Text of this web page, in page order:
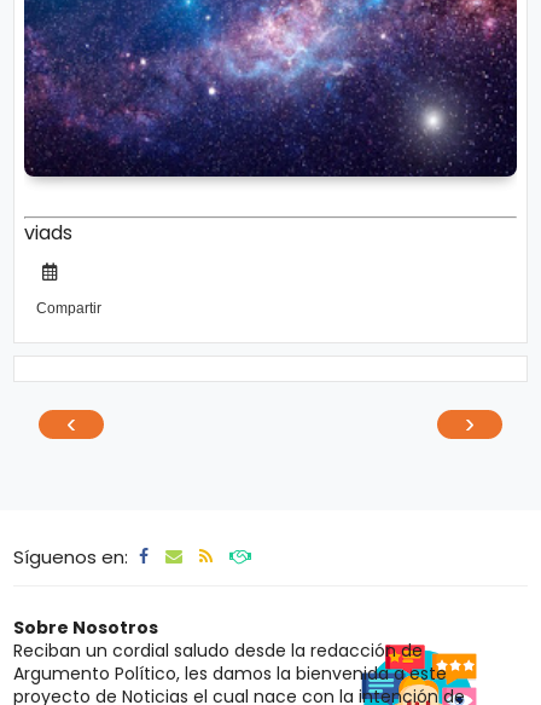
viads
Compartir
‹ ›
Síguenos en:
Sobre Nosotros
Reciban un cordial saludo desde la redacción de
Argumento Político, les damos la bienvenida a este
proyecto de Noticias el cual nace con la intención de